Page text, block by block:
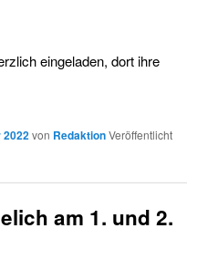
eingeladen, dort ihre
2022von RedaktionVeröffentlicht
am 1. und 2.